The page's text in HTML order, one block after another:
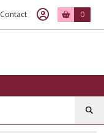
Contact 0